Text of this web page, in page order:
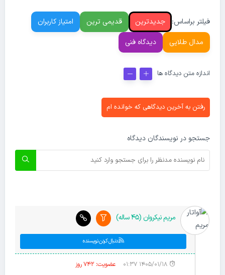
فیلتر براساس: جدیدترین قدیمی ترین
امتیاز کاربران
مدال طلایی
دیدگاه فنی
اندازه متن دیدگاه ها
رفتن به آخرین دیدگاهی که خوانده ام
جستجو در نویسندگان دیدگاه
مریم نیکروان (45 ساله)
دنبال کردن نویسنده
عضویت: 742 روز